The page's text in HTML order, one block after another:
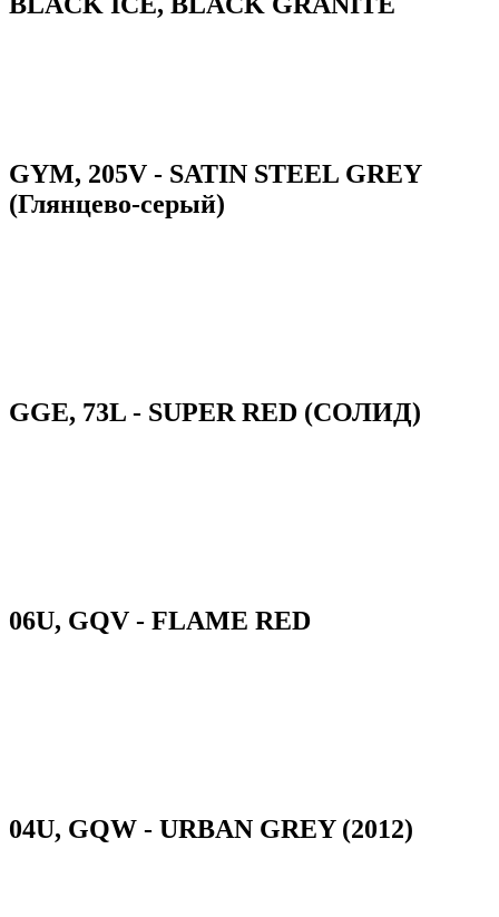
GYM, 205V - SATIN STEEL GREY
(Глянцево-серый)
GGE, 73L - SUPER RED (СОЛИД)
06U, GQV - FLAME RED
04U, GQW - URBAN GREY (2012)